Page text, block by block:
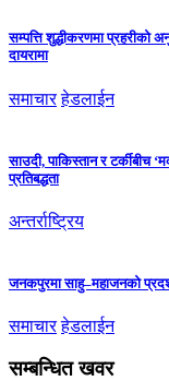
सम्पत्ति शुद्धीकरणमा प्रहरीको
दायरामा
समाचार हेडलाईन
साउदी, पाकिस्तान र टर्कीबीच
प्रतिबद्धता
अन्तर्राष्ट्रिय
जनकपुरमा साहु–महाजनको
समाचार हेडलाईन
सम्बन्धित खवर